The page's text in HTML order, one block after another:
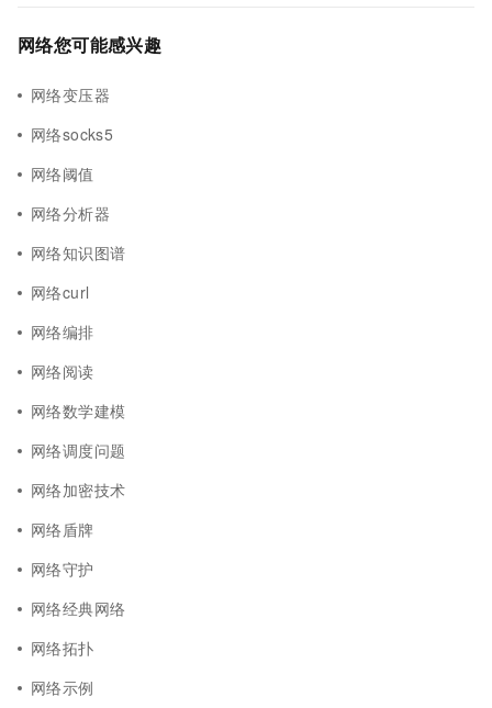
网络您可能感兴趣
网络变压器
网络socks5
网络阈值
网络分析器
网络知识图谱
网络curl
网络编排
网络阅读
网络数学建模
网络调度问题
网络加密技术
网络盾牌
网络守护
网络经典网络
网络拓扑
网络示例